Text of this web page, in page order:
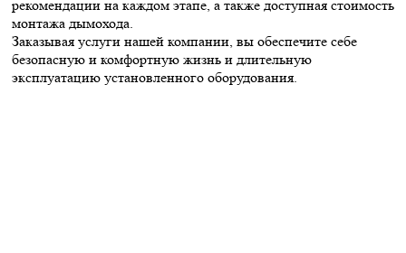
рекомендации на каждом этапе, а также доступная стоимость
монтажа дымохода.
Заказывая услуги нашей компании, вы обеспечите себе
безопасную и комфортную жизнь и длительную
эксплуатацию установленного оборудования.